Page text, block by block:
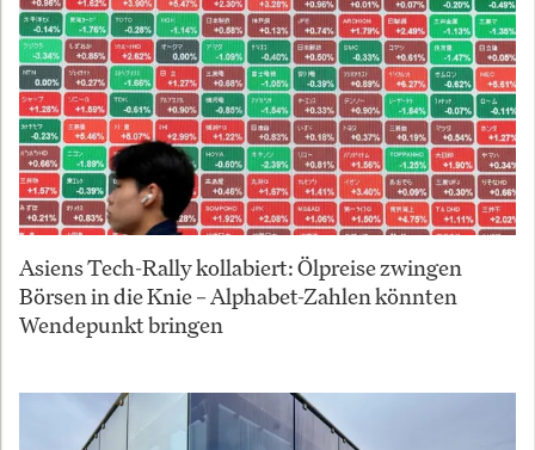
Asiens Tech-Rally kollabiert: Ölpreise zwingen
Börsen in die Knie – Alphabet-Zahlen könnten
Wendepunkt bringen